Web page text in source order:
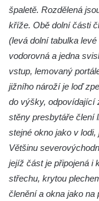
Hrobčicích
Kaple svatého
Márnice na
Márnice na
Kaple Nejsvětější
Výklenková kaple
okraji Liběšic
Kostel svaté
Kaple svatého
špaletě. Rozdělená
kříže. Obě dolní části
(levá dolní tabulka
vodorovná a jedna
vstup, lemovaný
jižního nároží je loď
do výšky, odpovídající
stěny presbytáře člení
stejné okno jako v
Většinu
jejíž část je připojená i
střechu, krytou
členění a okna jako na